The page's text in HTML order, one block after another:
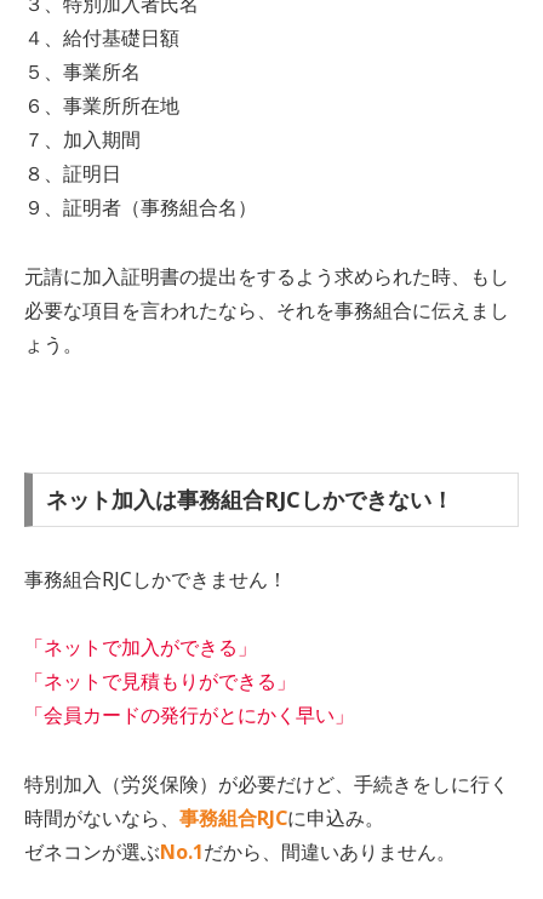
４、給付基礎日額
５、事業所名
６、事業所所在地
７、加入期間
８、証明日
９、証明者（事務組合名）
元請に加入証明書の提出をするよう求められた時、もし
必要な項目を言われたなら、それを事務組合に伝えまし
ょう。
ネット加入は事務組合RJCしかできない！
事務組合RJCしかできません！
「ネットで加入ができる」
「ネットで見積もりができる」
「会員カードの発行がとにかく早い」
特別加入（労災保険）が必要だけど、手続きをしに行く
時間がないなら、 事務組合RJCに申込み。
ゼネコンが選ぶNo.1だから、間違いありません。